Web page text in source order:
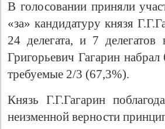
В голосовании приняли
«за» кандидатуру князя
24 делегата, и 7
Григорьевич Гагарин
требуемые 2/3 (67,3%).
Князь Г.Г.Гагарин
неизменной верности